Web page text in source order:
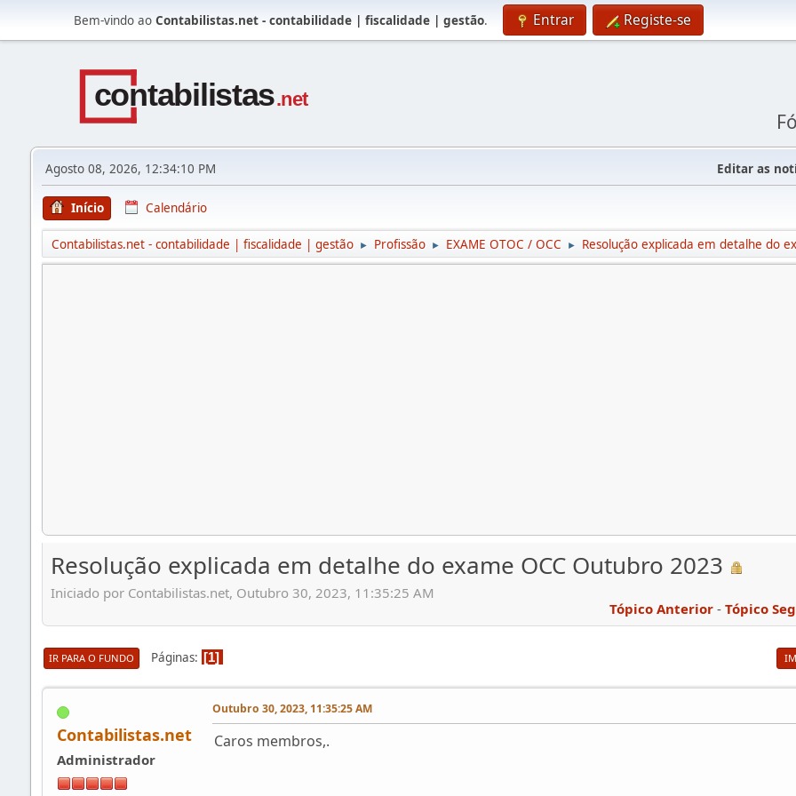
Bem-vindo ao Contabilistas.net - contabilidade | fiscalidade | gestão. Entrar Registe-se
Agosto 08, 2026, 12:34:10 PM Editar as
Início Calendário
Contabilistas.net - contabilidade | fiscalidade | gestão ► Profissão ► EXAME OTOC / OCC ► Resolução explicada em detalhe do
Resolução explicada em detalhe do exame OCC Outubro 2023
Iniciado por Contabilistas.net, Outubro 30, 2023, 11:35:25 AM
Tópico Anterior -Tópico
IR PARA O FUNDO Páginas 1
Contabilistas.net
Administrador
Outubro 30, 2023, 11:35:25 AM
Caros membros,.